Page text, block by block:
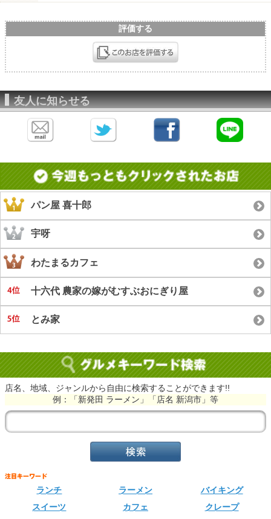
評価する
友人に知らせる
パン屋 喜十郎
宇呀
わたまるカフェ
十六代 農家の嫁がむすぶおにぎり屋
とみ家
店名、地域、ジャンルから自由に検索することができます!!
例：「新発田 ラーメン」「店名 新潟市」等
ランチ ラーメン
バイキング
スイーツ
カフェ クレープ